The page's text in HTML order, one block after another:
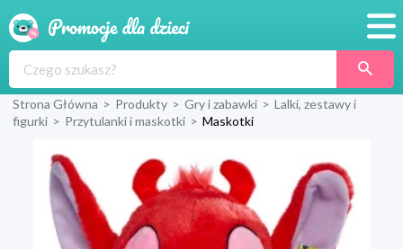
Produkty
Blog
Wyprawka
Strona Główna > Produkty > Gry i zabawki > Lalki, zestawy i
figurki > Przytulanki i maskotki > Maskotki